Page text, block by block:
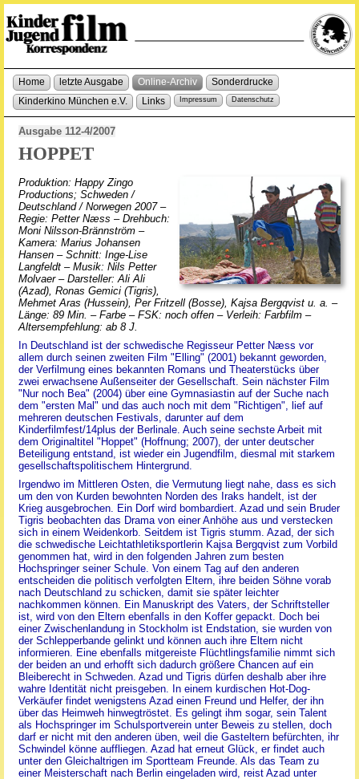
Home letzte Ausgabe Online-Archiv
Sonderdrucke
Kinderkino München e.V.
Links Impressum Datenschutz
Ausgabe 112-4/2007
HOPPET
Produktion: Happy Zingo
Productions; Schweden /
Deutschland / Norwegen 2007 –
Regie: Petter Næss – Drehbuch:
Moni Nilsson-Brännström –
Kamera: Marius Johansen
Hansen – Schnitt: Inge-Lise
Langfeldt – Musik: Nils Petter
Molvaer – Darsteller: Ali Ali
(Azad), Ronas Gemici (Tigris),
Mehmet Aras (Hussein), Per Fritzell (Bosse), Kajsa Bergqvist u. a. –
Länge: 89 Min. – Farbe – FSK: noch offen – Verleih: Farbfilm –
Altersempfehlung: ab 8 J.
In Deutschland ist der schwedische Regisseur Petter Næss vor
allem durch seinen zweiten Film "Elling" (2001) bekannt geworden,
der Verfilmung eines bekannten Romans und Theaterstücks über
zwei erwachsene Außenseiter der Gesellschaft. Sein nächster Film
"Nur noch Bea" (2004) über eine Gymnasiastin auf der Suche nach
dem "ersten Mal" und das auch noch mit dem "Richtigen", lief auf
mehreren deutschen Festivals, darunter auf dem
Kinderfilmfest/14plus der Berlinale. Auch seine sechste Arbeit mit
dem Originaltitel "Hoppet" (Hoffnung; 2007), der unter deutscher
Beteiligung entstand, ist wieder ein Jugendfilm, diesmal mit starkem
gesellschaftspolitischem Hintergrund.
Irgendwo im Mittleren Osten, die Vermutung liegt nahe, dass es sich
um den von Kurden bewohnten Norden des Iraks handelt, ist der
Krieg ausgebrochen. Ein Dorf wird bombardiert. Azad und sein Bruder
Tigris beobachten das Drama von einer Anhöhe aus und verstecken
sich in einem Weidenkorb. Seitdem ist Tigris stumm. Azad, der sich
die schwedische Leichtathletiksportlerin Kajsa Bergqvist zum Vorbild
genommen hat, wird in den folgenden Jahren zum besten
Hochspringer seiner Schule. Von einem Tag auf den anderen
entscheiden die politisch verfolgten Eltern, ihre beiden Söhne vorab
nach Deutschland zu schicken, damit sie später leichter
nachkommen können. Ein Manuskript des Vaters, der Schriftsteller
ist, wird von den Eltern ebenfalls in den Koffer gepackt. Doch bei
einer Zwischenlandung in Stockholm ist Endstation, sie wurden von
der Schlepperbande gelinkt und können auch ihre Eltern nicht
informieren. Eine ebenfalls mitgereiste Flüchtlingsfamilie nimmt sich
der beiden an und erhofft sich dadurch größere Chancen auf ein
Bleiberecht in Schweden. Azad und Tigris dürfen deshalb aber ihre
wahre Identität nicht preisgeben. In einem kurdischen Hot-Dog-
Verkäufer findet wenigstens Azad einen Freund und Helfer, der ihn
über das Heimweh hinwegtröstet. Es gelingt ihm sogar, sein Talent
als Hochspringer im Schulsportverein unter Beweis zu stellen, doch
darf er nicht mit den anderen üben, weil die Gasteltern befürchten, ihr
Schwindel könne auffliegen. Azad hat erneut Glück, er findet auch
unter den Gleichaltrigen im Sportteam Freunde. Als das Team zu
einer Meisterschaft nach Berlin eingeladen wird, reist Azad unter